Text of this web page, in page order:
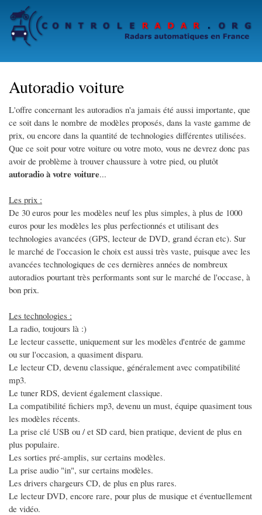
to
main
Autoradio voiture
L'offre concernant les autoradios n'a jamais été aussi importante, que
ce soit dans le nombre de modèles proposés, dans la vaste gamme de
prix, ou encore dans la quantité de technologies différentes utilisées.
Que ce soit pour votre voiture ou votre moto, vous ne devrez donc pas
avoir de problème à trouver chaussure à votre pied, ou plutôt
autoradio à votre voiture...
Les prix :
De 30 euros pour les modèles neuf les plus simples, à plus de 1000
euros pour les modèles les plus perfectionnés et utilisant des
technologies avancées (GPS, lecteur de DVD, grand écran etc). Sur
le marché de l'occasion le choix est aussi très vaste, puisque avec les
avancées technologiques de ces dernières années de nombreux
autoradios pourtant très performants sont sur le marché de l'occase, à
bon prix.
Les technologies :
La radio, toujours là :)
Le lecteur cassette, uniquement sur les modèles d'entrée de gamme
ou sur l'occasion, a quasiment disparu.
Le lecteur CD, devenu classique, généralement avec compatibilité
mp3.
Le tuner RDS, devient également classique.
La compatibilité fichiers mp3, devenu un must, équipe quasiment tous
les modèles récents.
La prise clé USB ou / et SD card, bien pratique, devient de plus en
plus populaire.
Les sorties pré-amplis, sur certains modèles.
La prise audio "in", sur certains modèles.
Les drivers chargeurs CD, de plus en plus rares.
Le lecteur DVD, encore rare, pour plus de musique et éventuellement
de vidéo.